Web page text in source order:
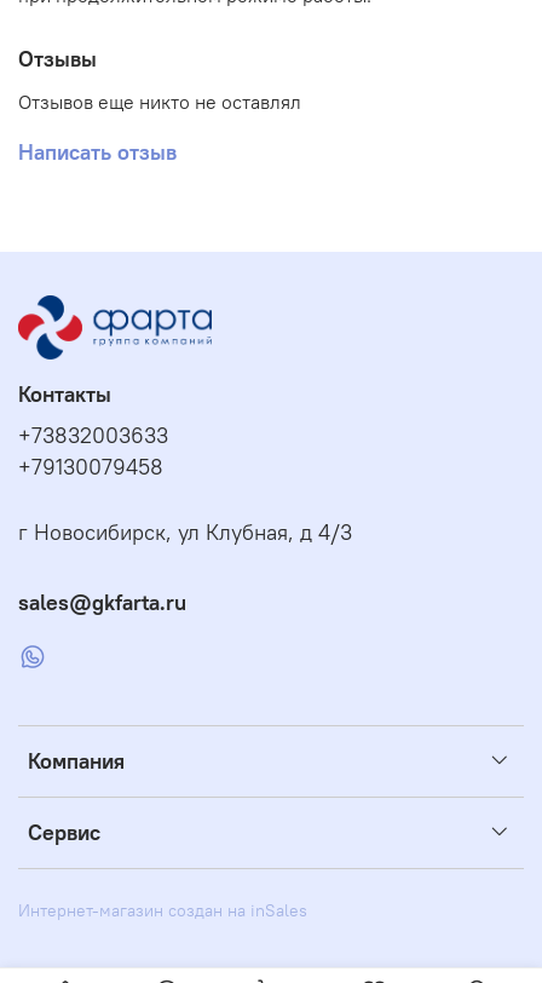
Отзывы
Отзывов еще никто не оставлял
Написать отзыв
Компания
Сервис
Контакты
+73832003633
+79130079458
г Новосибирск, ул Клубная, д 4/3
sales@gkfarta.ru
Интернет-магазин создан на inSales